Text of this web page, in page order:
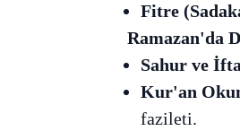
Fitre
Ramazan'da
Sahur ve
Kur'an
fazileti.